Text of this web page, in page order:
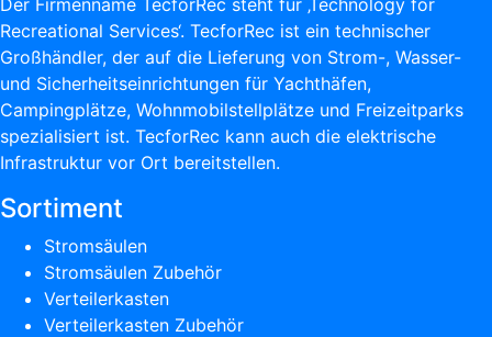
Recreational Services‘. TecforRec ist ein technischer
Großhändler, der auf die Lieferung von Strom-, Wasser-
und Sicherheitseinrichtungen für Yachthäfen,
Campingplätze, Wohnmobilstellplätze und Freizeitparks
spezialisiert ist. TecforRec kann auch die elektrische
Infrastruktur vor Ort bereitstellen.
Sortiment
Stromsäulen
Stromsäulen Zubehör
Verteilerkasten
Verteilerkasten Zubehör